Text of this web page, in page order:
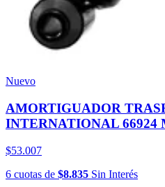
Nuevo
AMORTIGUADOR
INTERNATIONAL 66924
$53.007
6 cuotas de $8.835 Sin Interés